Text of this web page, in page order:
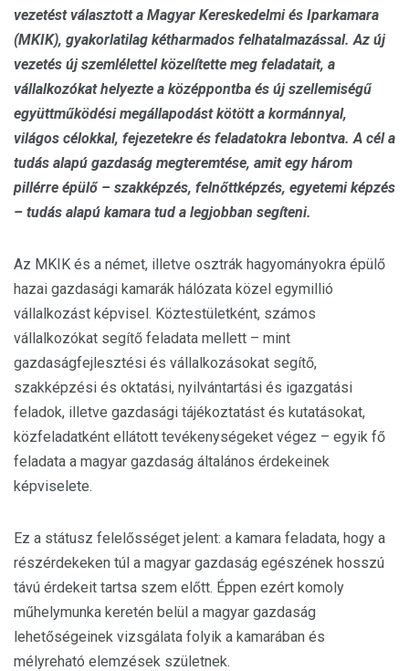
vezetést választott a Magyar Kereskedelmi és Iparkamara
(MKIK), gyakorlatilag kétharmados felhatalmazással. Az új
vezetés új szemlélettel közelítette meg feladatait, a
vállalkozókat helyezte a középpontba és új szellemiségű
együttműködési megállapodást kötött a kormánnyal,
világos célokkal, fejezetekre és feladatokra lebontva. A cél a
tudás alapú gazdaság megteremtése, amit egy három
pillérre épülő – szakképzés, felnőttképzés, egyetemi képzés
– tudás alapú kamara tud a legjobban segíteni.
Az MKIK és a német, illetve osztrák hagyományokra épülő
hazai gazdasági kamarák hálózata közel egymillió
vállalkozást képvisel. Köztestületként, számos
vállalkozókat segítő feladata mellett – mint
gazdaságfejlesztési és vállalkozásokat segítő,
szakképzési és oktatási, nyilvántartási és igazgatási
feladok, illetve gazdasági tájékoztatást és kutatásokat,
közfeladatként ellátott tevékenységeket végez – egyik fő
feladata a magyar gazdaság általános érdekeinek
képviselete.
Ez a státusz felelősséget jelent: a kamara feladata, hogy a
részérdekeken túl a magyar gazdaság egészének hosszú
távú érdekeit tartsa szem előtt. Éppen ezért komoly
műhelymunka keretén belül a magyar gazdaság
lehetőségeinek vizsgálata folyik a kamarában és
mélyreható elemzések születnek.